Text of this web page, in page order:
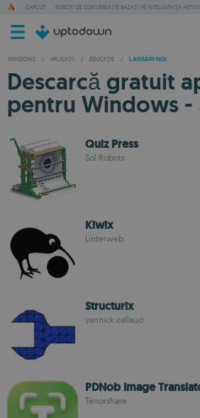
CAPCUT ROBOȚI DE CONVERSAȚIE BAZAȚI PE INTELIGENȚA
WINDOWS / APLICAȚII / EDUCAŢIE / LANSĂRI NOI
Descarcă gratuit
pentru Windows -
Quiz Press
Sol Robots
Kiwix
Linterweb
Structurix
yannick callaud
PDNob Image
Tenorshare